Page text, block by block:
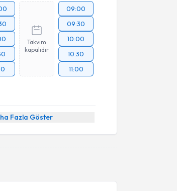
Takvim
kapalıdır
09:00
09:30
10:00
10:30
11:00
Fazla Göster